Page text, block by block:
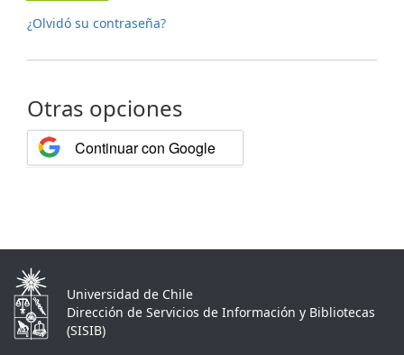
¿Olvidó su contraseña?
Otras opciones
Continuar con Google
Universidad de Chile
Dirección de Servicios de Información y Bibliotecas
(SISIB)